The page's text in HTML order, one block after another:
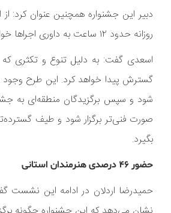
روزانه حدود ۱۲ ساعت به داوری اجراها خواهند پرداخت و تا آنجا که من تحقیق کرده‌ام هیچ جشنواره‌ای در تمام دنیا با این ابعاد وجود ندارد.
اسعدی گفت: به دلیل تنوع و تکثری
گسترش پیدا خواهد کرد. این طرح وجود
شود و سپس برگزیدگان منطقه‌ای به
صورت فنی‌تر برگزار شود و طیف
بگیرد.
حضور۴۶ درصدی هنرمندان استانی
حمیدرضا اردلان در ادامه این نشست